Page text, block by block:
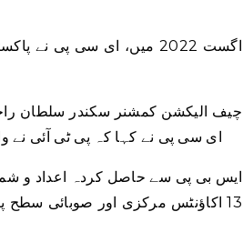
اگست 2022 میں، ای سی
چیف الیکشن کمشنر سکندر سلطان
ای سی پی نے کہا کہ پی ٹی آئی نے واقعی ممنوعہ
13 اکاؤنٹس مرکزی اور صوبائی سطح